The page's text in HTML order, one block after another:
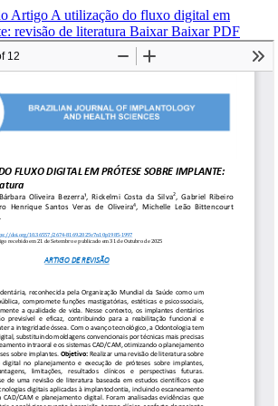
Artigo A utilização do fluxo digital em
revisão de literatura BaixarBaixar PDF